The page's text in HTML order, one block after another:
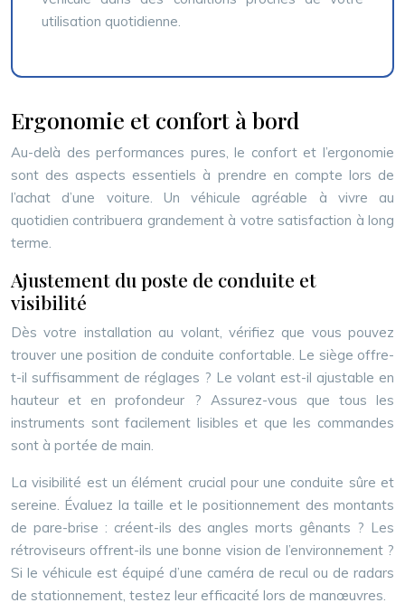
utilisation quotidienne.
Ergonomie et confort à bord
Au-delà des performances pures, le confort et l’ergonomie
sont des aspects essentiels à prendre en compte lors de
l’achat d’une voiture. Un véhicule agréable à vivre au
quotidien contribuera grandement à votre satisfaction à long
terme.
Ajustement du poste de conduite et
visibilité
Dès votre installation au volant, vérifiez que vous pouvez
trouver une position de conduite confortable. Le siège offre-
t-il suffisamment de réglages ? Le volant est-il ajustable en
hauteur et en profondeur ? Assurez-vous que tous les
instruments sont facilement lisibles et que les commandes
sont à portée de main.
La visibilité est un élément crucial pour une conduite sûre et
sereine. Évaluez la taille et le positionnement des montants
de pare-brise : créent-ils des angles morts gênants ? Les
rétroviseurs offrent-ils une bonne vision de l’environnement ?
Si le véhicule est équipé d’une caméra de recul ou de radars
de stationnement, testez leur efficacité lors de manœuvres.